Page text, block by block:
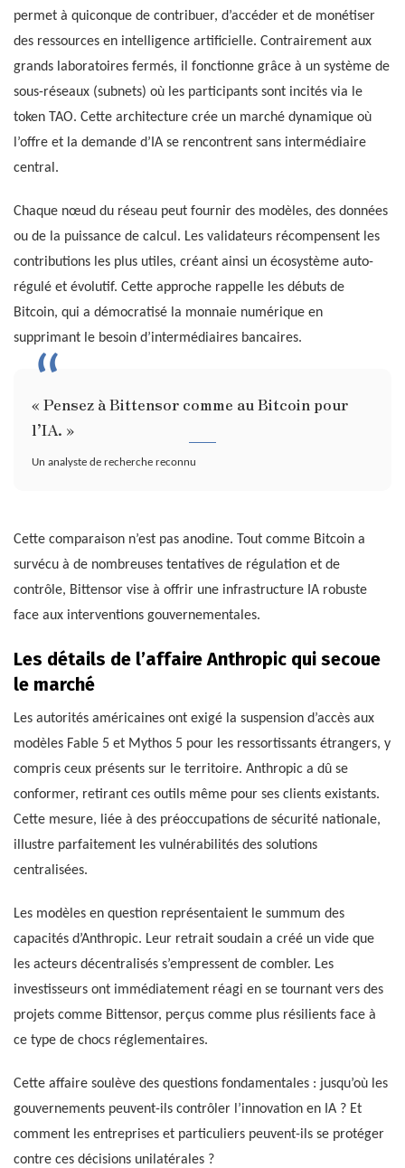
permet à quiconque de contribuer, d’accéder et de monétiser
des ressources en intelligence artificielle. Contrairement aux
grands laboratoires fermés, il fonctionne grâce à un système de
sous-réseaux (subnets) où les participants sont incités via le
token TAO. Cette architecture crée un marché dynamique où
l’offre et la demande d’IA se rencontrent sans intermédiaire
central.
Chaque nœud du réseau peut fournir des modèles, des données
ou de la puissance de calcul. Les validateurs récompensent les
contributions les plus utiles, créant ainsi un écosystème auto-
régulé et évolutif. Cette approche rappelle les débuts de
Bitcoin, qui a démocratisé la monnaie numérique en
supprimant le besoin d’intermédiaires bancaires.
« Pensez à Bittensor comme au Bitcoin pour
l’IA. »
Un analyste de recherche reconnu
Cette comparaison n’est pas anodine. Tout comme Bitcoin a
survécu à de nombreuses tentatives de régulation et de
contrôle, Bittensor vise à offrir une infrastructure IA robuste
face aux interventions gouvernementales.
Les détails de l’affaire Anthropic qui secoue
le marché
Les autorités américaines ont exigé la suspension d’accès aux
modèles Fable 5 et Mythos 5 pour les ressortissants étrangers, y
compris ceux présents sur le territoire. Anthropic a dû se
conformer, retirant ces outils même pour ses clients existants.
Cette mesure, liée à des préoccupations de sécurité nationale,
illustre parfaitement les vulnérabilités des solutions
centralisées.
Les modèles en question représentaient le summum des
capacités d’Anthropic. Leur retrait soudain a créé un vide que
les acteurs décentralisés s’empressent de combler. Les
investisseurs ont immédiatement réagi en se tournant vers des
projets comme Bittensor, perçus comme plus résilients face à
ce type de chocs réglementaires.
Cette affaire soulève des questions fondamentales : jusqu’où les
gouvernements peuvent-ils contrôler l’innovation en IA ? Et
comment les entreprises et particuliers peuvent-ils se protéger
contre ces décisions unilatérales ?